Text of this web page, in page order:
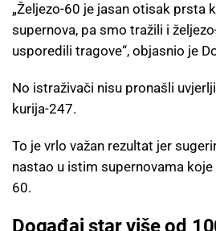
„Željezo-60 je jasan otisak prsta
supernova, pa smo tražili i
usporedili tragove“, objasnio je
No istraživači nisu pronašli
kurija-247.
To je vrlo važan rezultat jer
nastao u istim supernovama
60.
Događaj star više od